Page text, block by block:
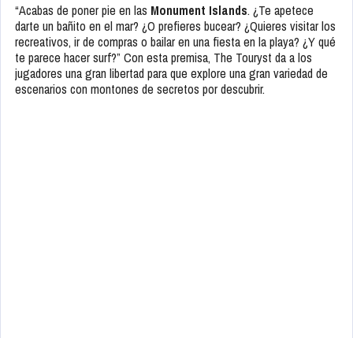
“Acabas de poner pie en las Monument Islands. ¿Te apetece
darte un bañito en el mar? ¿O prefieres bucear? ¿Quieres visitar los
recreativos, ir de compras o bailar en una fiesta en la playa? ¿Y qué
te parece hacer surf?” Con esta premisa, The Touryst da a los
jugadores una gran libertad para que explore una gran variedad de
escenarios con montones de secretos por descubrir.